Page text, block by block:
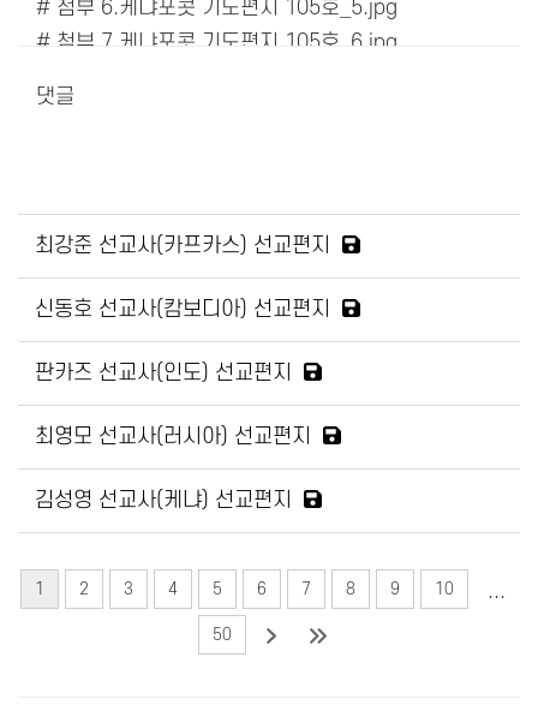
# 첨부 6.케냐포콧 기도편지 105호_5.jpg
# 첨부 7.케냐포콧 기도편지 105호_6.jpg
# 첨부 9.케냐포콧 기도편지 105호_8.jpg
댓글
최강준 선교사(카프카스) 선교편지
신동호 선교사(캄보디아) 선교편지
판카즈 선교사(인도) 선교편지
최영모 선교사(러시아) 선교편지
김성영 선교사(케냐) 선교편지
1 2 3 4 5 6 7 8 9 10 ...
50